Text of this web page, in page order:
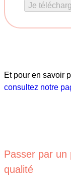
Je
Et pour en savoir
consultez notre
Passer par un
qualité